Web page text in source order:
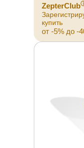
ZepterClub
купить
от -5% до -